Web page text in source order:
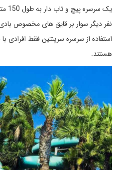
یک
نفر دیگر سوار بر قایق های مخصوص بادی
هستند.